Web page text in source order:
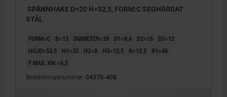
SPÄNNHAKE D=20 H=52,5, FORM:C SEGHÄRDAT
STÅL
FORM=C B=12 DIAMETER=20 D1=8,6 D2=15
D3=12
HÖJD=52,5
H1=25 H2=8 H3=12,5 R=12,5
R1=40
F MAX. KN =6,5
Beställningsnummer: 04370-408